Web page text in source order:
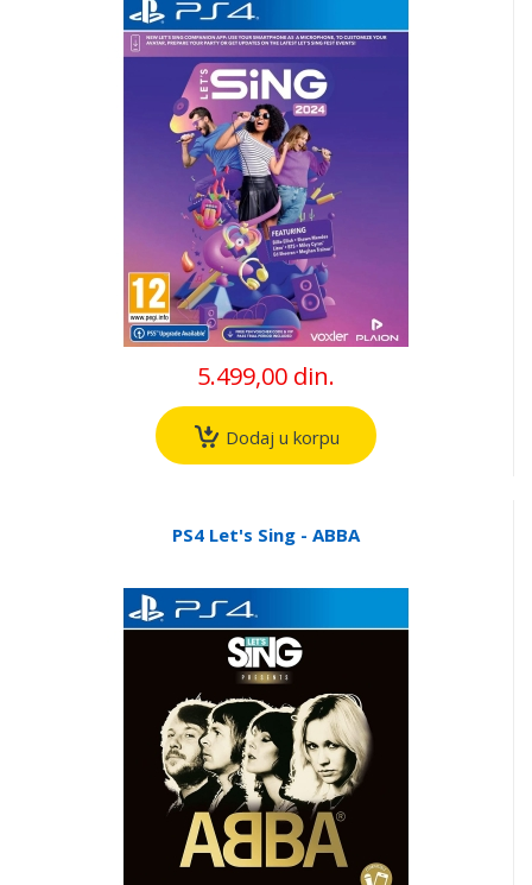
5.499,00 din.
Dodaj u korpu
PS4 Let's Sing - ABBA